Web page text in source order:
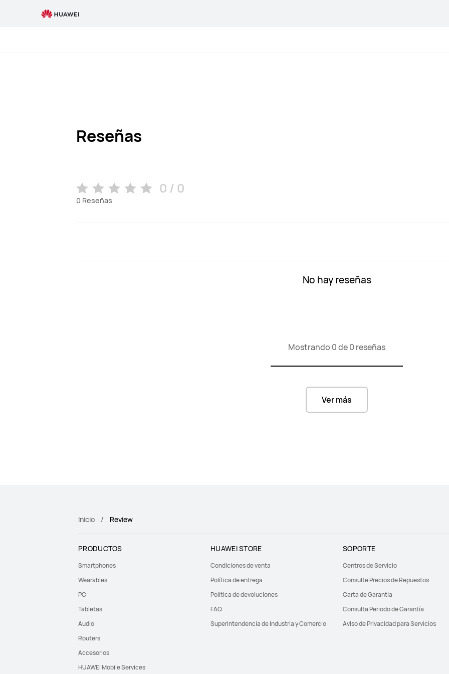
Review
Reseñas
0 / 0
0 Reseñas
No hay reseñas
Mostrando 0 de 0 reseñas
Ver más
Inicio Review
PRODUCTOS
Smartphones
Wearables
PC
Tabletas
Audio
Routers
Accesorios
HUAWEI Mobile Services
HUAWEI STORE
Condiciones de venta
Política de entrega
Política de devoluciones
FAQ
Superintendencia de Industria y Comercio
SOPORTE
Centros de Servicio
Consulte Precios de Repuestos
Carta de Garantía
Consulta Periodo de Garantía
Aviso de Privacidad para Servicios